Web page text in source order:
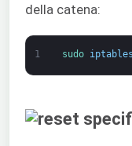
della catena:
1 sudo iptables